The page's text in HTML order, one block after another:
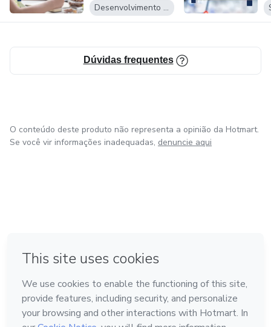
Desenvolvimento Pessoal
Dúvidas frequentes
O conteúdo deste produto não representa a opinião da Hotmart.
Se você vir informações inadequadas, denuncie aqui
Feito com ❤ em Bogotá